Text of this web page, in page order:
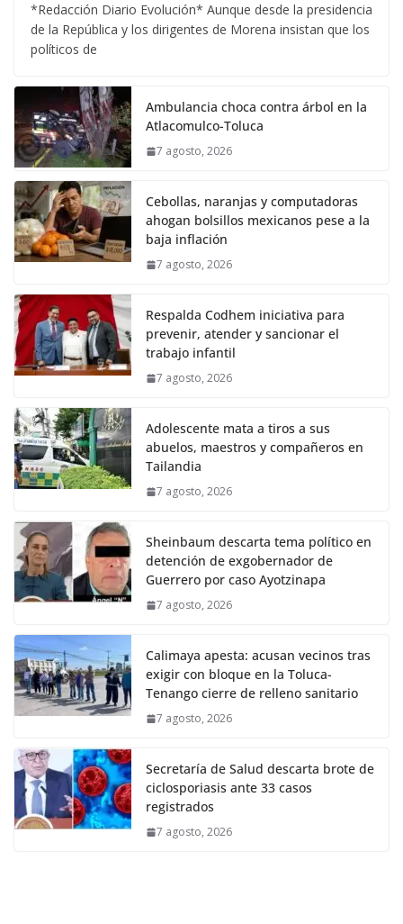
*Redacción Diario Evolución* Aunque desde la presidencia
de la República y los dirigentes de Morena insistan que los
políticos de
Ambulancia choca contra árbol en la
Atlacomulco-Toluca
7 agosto, 2026
Cebollas, naranjas y computadoras
ahogan bolsillos mexicanos pese a la
baja inflación
7 agosto, 2026
Respalda Codhem iniciativa para
prevenir, atender y sancionar el
trabajo infantil
7 agosto, 2026
Adolescente mata a tiros a sus
abuelos, maestros y compañeros en
Tailandia
7 agosto, 2026
Sheinbaum descarta tema político en
detención de exgobernador de
Guerrero por caso Ayotzinapa
7 agosto, 2026
Calimaya apesta: acusan vecinos tras
exigir con bloque en la Toluca-
Tenango cierre de relleno sanitario
7 agosto, 2026
Secretaría de Salud descarta brote de
ciclosporiasis ante 33 casos
registrados
7 agosto, 2026